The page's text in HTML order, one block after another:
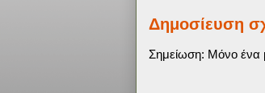
Δημοσίευση
Σημείωση: Μόνο ένα